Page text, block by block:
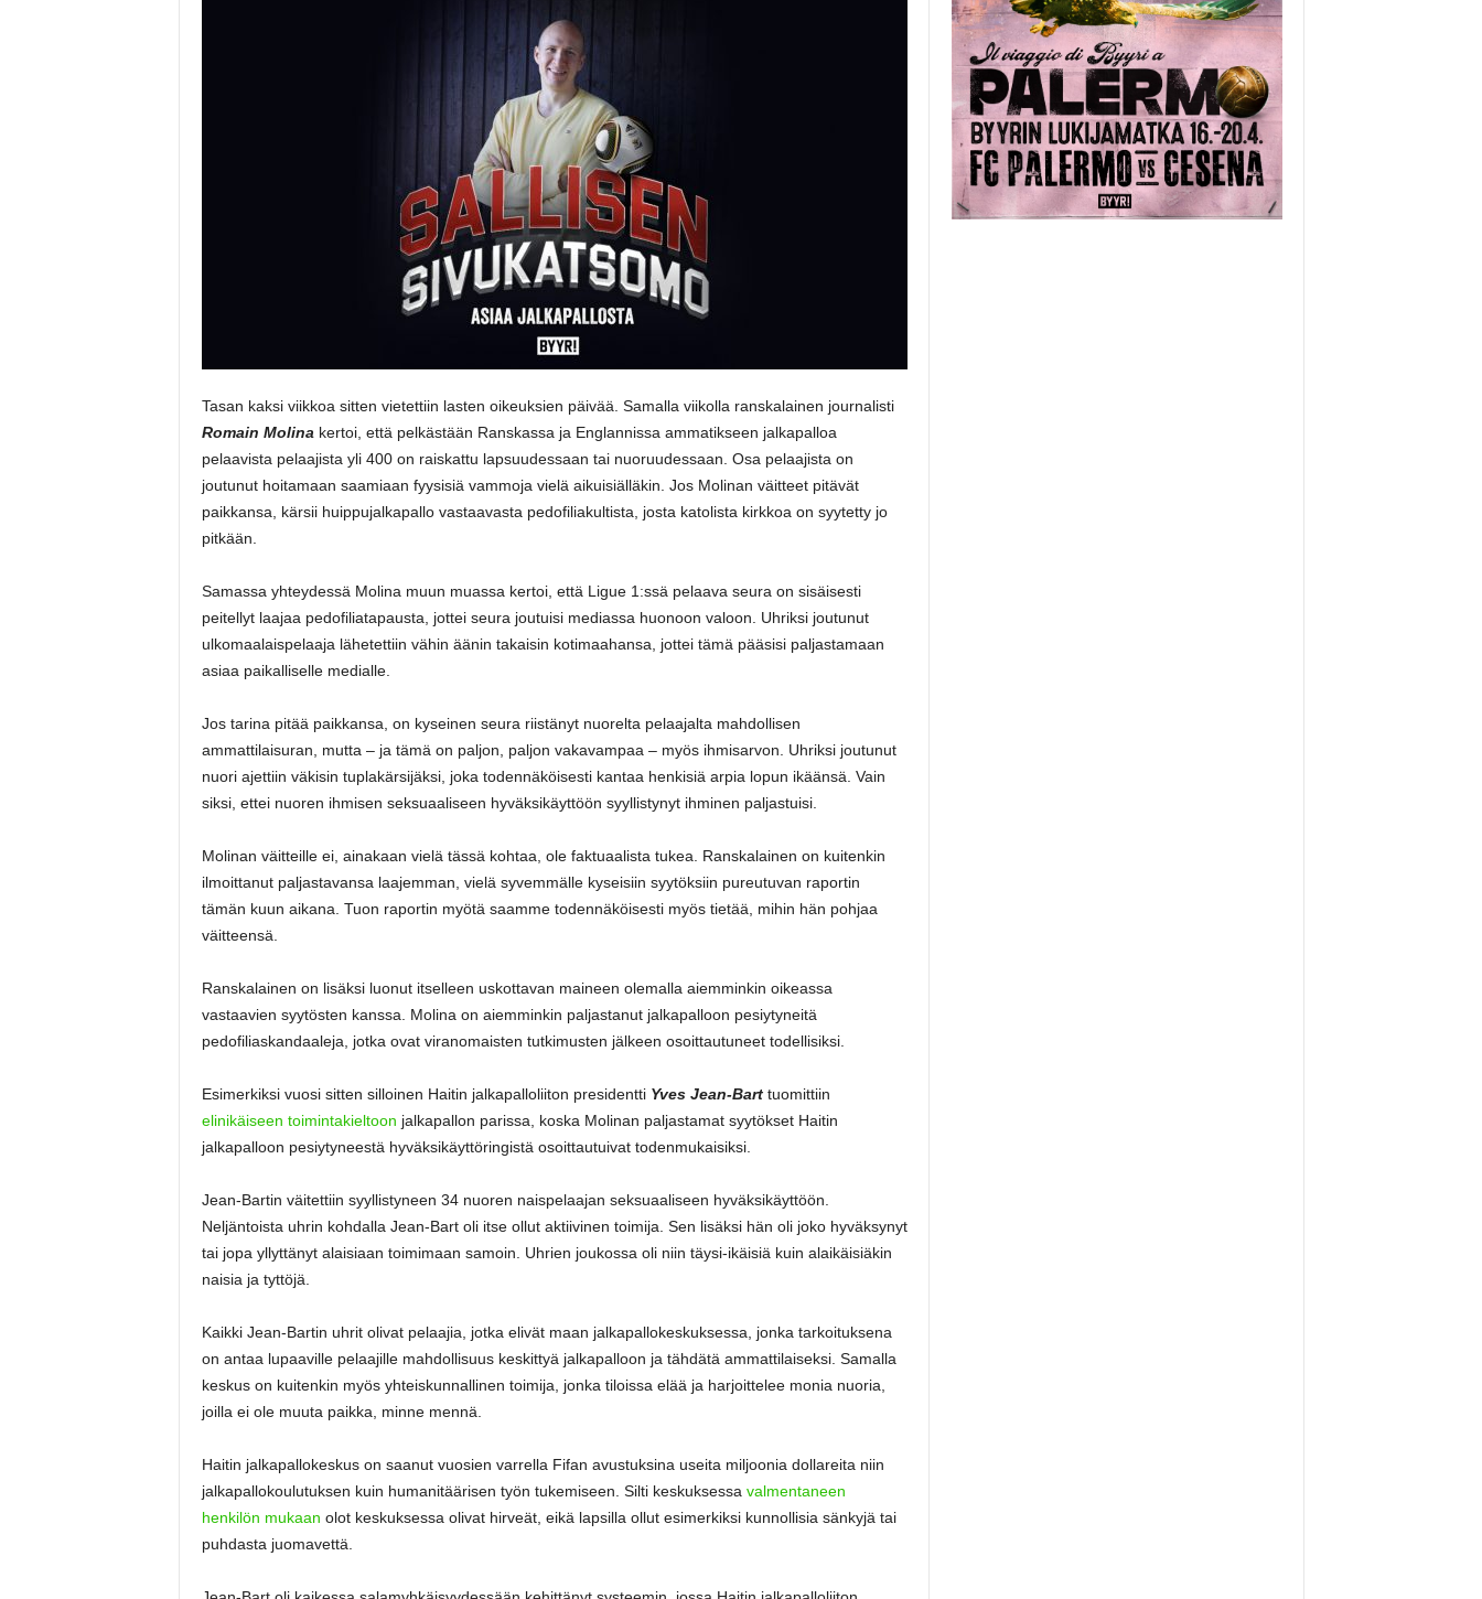
Tasan kaksi viikkoa sitten vietettiin lasten oikeuksien päivää. Samalla viikolla ranskalainen journalisti
Romain Molina kertoi, että pelkästään Ranskassa ja Englannissa ammatikseen jalkapalloa
pelaavista pelaajista yli 400 on raiskattu lapsuudessaan tai nuoruudessaan. Osa pelaajista on
joutunut hoitamaan saamiaan fyysisiä vammoja vielä aikuisiälläkin. Jos Molinan väitteet pitävät
paikkansa, kärsii huippujalkapallo vastaavasta pedofiliakultista, josta katolista kirkkoa on syytetty jo
pitkään.
Samassa yhteydessä Molina muun muassa kertoi, että Ligue 1:ssä pelaava seura on sisäisesti
peitellyt laajaa pedofiliatapausta, jottei seura joutuisi mediassa huonoon valoon. Uhriksi joutunut
ulkomaalaispelaaja lähetettiin vähin äänin takaisin kotimaahansa, jottei tämä pääsisi paljastamaan
asiaa paikalliselle medialle.
Jos tarina pitää paikkansa, on kyseinen seura riistänyt nuorelta pelaajalta mahdollisen
ammattilaisuran, mutta – ja tämä on paljon, paljon vakavampaa – myös ihmisarvon. Uhriksi joutunut
nuori ajettiin väkisin tuplakärsijäksi, joka todennäköisesti kantaa henkisiä arpia lopun ikäänsä. Vain
siksi, ettei nuoren ihmisen seksuaaliseen hyväksikäyttöön syyllistynyt ihminen paljastuisi.
Molinan väitteille ei, ainakaan vielä tässä kohtaa, ole faktuaalista tukea. Ranskalainen on kuitenkin
ilmoittanut paljastavansa laajemman, vielä syvemmälle kyseisiin syytöksiin pureutuvan raportin
tämän kuun aikana. Tuon raportin myötä saamme todennäköisesti myös tietää, mihin hän pohjaa
väitteensä.
Ranskalainen on lisäksi luonut itselleen uskottavan maineen olemalla aiemminkin oikeassa
vastaavien syytösten kanssa. Molina on aiemminkin paljastanut jalkapalloon pesiytyneitä
pedofiliaskandaaleja, jotka ovat viranomaisten tutkimusten jälkeen osoittautuneet todellisiksi.
Esimerkiksi vuosi sitten silloinen Haitin jalkapalloliiton presidentti Yves Jean-Barttuomittiin
elinikäiseen toimintakieltoon jalkapallon parissa, koska Molinan paljastamat syytökset Haitin
jalkapalloon pesiytyneestä hyväksikäyttöringistä osoittautuivat todenmukaisiksi.
Jean-Bartin väitettiin syyllistyneen 34 nuoren naispelaajan seksuaaliseen hyväksikäyttöön.
Neljäntoista uhrin kohdalla Jean-Bart oli itse ollut aktiivinen toimija. Sen lisäksi hän oli joko hyväksynyt
tai jopa yllyttänyt alaisiaan toimimaan samoin. Uhrien joukossa oli niin täysi-ikäisiä kuin alaikäisiäkin
naisia ja tyttöjä.
Kaikki Jean-Bartin uhrit olivat pelaajia, jotka elivät maan jalkapallokeskuksessa, jonka tarkoituksena
on antaa lupaaville pelaajille mahdollisuus keskittyä jalkapalloon ja tähdätä ammattilaiseksi. Samalla
keskus on kuitenkin myös yhteiskunnallinen toimija, jonka tiloissa elää ja harjoittelee monia nuoria,
joilla ei ole muuta paikka, minne mennä.
Haitin jalkapallokeskus on saanut vuosien varrella Fifan avustuksina useita miljoonia dollareita niin
jalkapallokoulutuksen kuin humanitäärisen työn tukemiseen. Silti keskuksessa valmentaneen
henkilön mukaan olot keskuksessa olivat hirveät, eikä lapsilla ollut esimerkiksi kunnollisia sänkyjä tai
puhdasta juomavettä.